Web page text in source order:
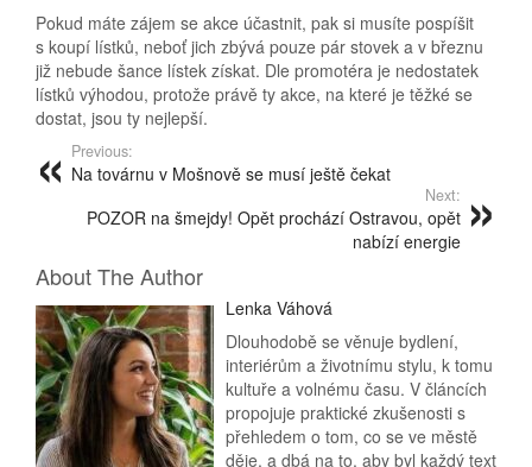
Pokud máte zájem se akce účastnit, pak si musíte pospíšit
s koupí lístků, neboť jich zbývá pouze pár stovek a v březnu
již nebude šance lístek získat. Dle promotéra je nedostatek
lístků výhodou, protože právě ty akce, na které je těžké se
dostat, jsou ty nejlepší.
Previous:
Na továrnu v Mošnově se musí ještě čekat
Next:
POZOR na šmejdy! Opět prochází Ostravou, opět
nabízí energie
About The Author
Lenka Váhová
Dlouhodobě se věnuje bydlení,
interiérům a životnímu stylu, k tomu
kultuře a volnému času. V článcích
propojuje praktické zkušenosti s
přehledem o tom, co se ve městě
děje, a dbá na to, aby byl každý text